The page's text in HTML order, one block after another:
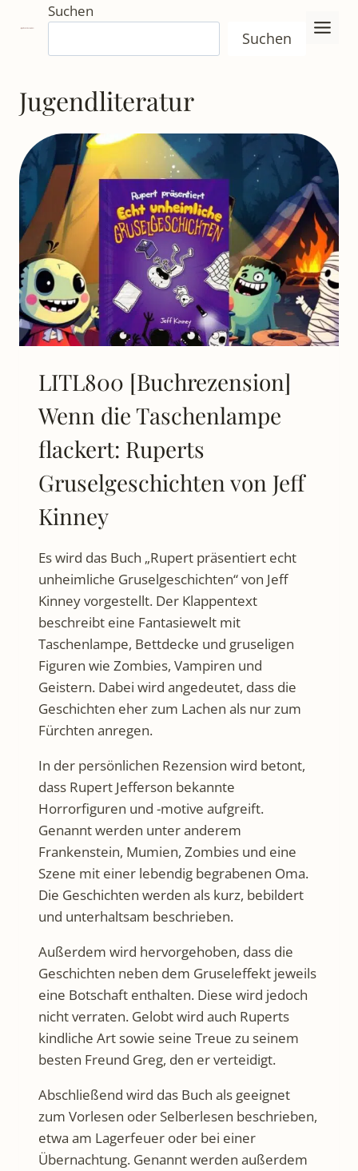
Inhalt
springen
Suchen
Suchen
Jugendliteratur
LITL800 [Buchrezension]
Wenn die Taschenlampe
flackert: Ruperts
Gruselgeschichten von Jeff
Kinney
Es wird das Buch „Rupert präsentiert echt
unheimliche Gruselgeschichten“ von Jeff
Kinney vorgestellt. Der Klappentext
beschreibt eine Fantasiewelt mit
Taschenlampe, Bettdecke und gruseligen
Figuren wie Zombies, Vampiren und
Geistern. Dabei wird angedeutet, dass die
Geschichten eher zum Lachen als nur zum
Fürchten anregen.
In der persönlichen Rezension wird betont,
dass Rupert Jefferson bekannte
Horrorfiguren und -motive aufgreift.
Genannt werden unter anderem
Frankenstein, Mumien, Zombies und eine
Szene mit einer lebendig begrabenen Oma.
Die Geschichten werden als kurz, bebildert
und unterhaltsam beschrieben.
Außerdem wird hervorgehoben, dass die
Geschichten neben dem Gruseleffekt jeweils
eine Botschaft enthalten. Diese wird jedoch
nicht verraten. Gelobt wird auch Ruperts
kindliche Art sowie seine Treue zu seinem
besten Freund Greg, den er verteidigt.
Abschließend wird das Buch als geeignet
zum Vorlesen oder Selberlesen beschrieben,
etwa am Lagerfeuer oder bei einer
Übernachtung. Genannt werden außerdem